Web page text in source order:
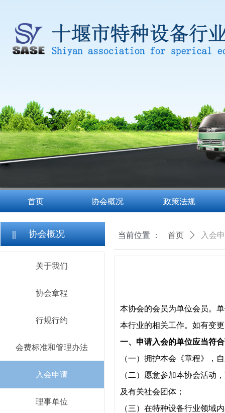
首页 协会概况 政策法规
|| 协会概况
关于我们
协会章程
行规行约
会费标准和管理办法
入会申请
理事单位
首页 ꄲ 入会
当前位置 ：
本协会的会员为单位会员。
本行业的相关工作。如有变
一、申请入会的单位应当符
（一）拥护本会《章程》，
（二）愿意参加本协会活动
及有关社会团体；
（三）在特种设备行业领域